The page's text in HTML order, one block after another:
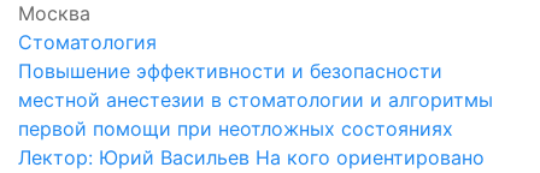
Москва
Стоматология
Повышение эффективности и безопасности
местной анестезии в стоматологии и алгоритмы
первой помощи при неотложных состояниях
Лектор: Юрий Васильев На кого ориентировано